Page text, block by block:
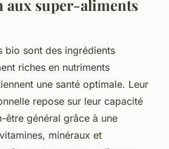
super-aliments
bio sont des ingrédients
riches en nutriments
une santé optimale. Leur
repose sur leur capacité
être général grâce à une
minéraux et